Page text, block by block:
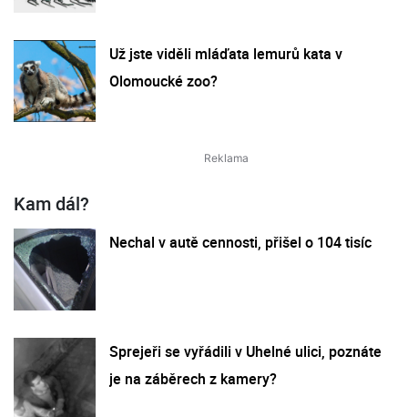
Už jste viděli mláďata lemurů kata v
Olomoucké zoo?
Kam dál?
Nechal v autě cennosti, přišel o 104 tisíc
Sprejeři se vyřádili v Uhelné ulici, poznáte
je na záběrech z kamery?